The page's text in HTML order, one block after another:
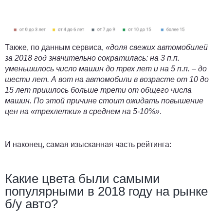
Также, по данным сервиса, «доля свежих автомобилей
за 2018 год значительно сократилась: на 3 п.п.
уменьшилось число машин до трех лет и на 5 п.п. – до
шести лет. А вот на автомобили в возрасте от 10 до
15 лет пришлось больше трети от общего числа
машин. По этой причине стоит ожидать повышение
цен на «трехлетки» в среднем на 5-10%».
И наконец, самая изысканная часть рейтинга:
Какие цвета были самыми
популярными в 2018 году на рынке
б/у авто?